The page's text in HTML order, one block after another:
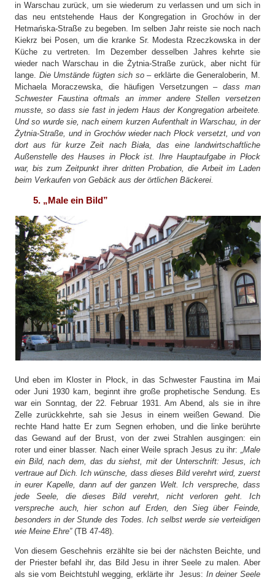
in Warschau zurück, um sie wiederum zu verlassen und um sich in
das neu entstehende Haus der Kongregation in Grochów in der
Hetmańska-Straße zu begeben. Im selben Jahr reiste sie noch nach
Kiekrz bei Posen, um die kranke Sr. Modesta Rzeczkowska in der
Küche zu vertreten. Im Dezember desselben Jahres kehrte sie
wieder nach Warschau in die Żytnia-Straße zurück, aber nicht für
lange. Die Umstände fügten sich so– erklärte die Generaloberin, M.
Michaela Moraczewska, die häufigen Versetzungen – dass man
Schwester Faustina oftmals an immer andere Stellen versetzen
musste, so dass sie fast in jedem Haus der Kongregation arbeitete.
Und so wurde sie, nach einem kurzen Aufenthalt in Warschau, in der
Żytnia-Straße, und in Grochów wieder nach Płock versetzt, und von
dort aus für kurze Zeit nach Biała, das eine landwirtschaftliche
Außenstelle des Hauses in Płock ist. Ihre Hauptaufgabe in Płock
war, bis zum Zeitpunkt ihrer dritten Probation, die Arbeit im Laden
beim Verkaufen von Gebäck aus der örtlichen Bäckerei.
5. „Male ein Bild”
Und eben im Kloster in Płock, in das Schwester Faustina im Mai
oder Juni 1930 kam, beginnt ihre große prophetische Sendung. Es
war ein Sonntag, der 22. Februar 1931. Am Abend, als sie in ihre
Zelle zurückkehrte, sah sie Jesus in einem weißen Gewand. Die
rechte Hand hatte Er zum Segnen erhoben, und die linke berührte
das Gewand auf der Brust, von der zwei Strahlen ausgingen: ein
roter und einer blasser. Nach einer Weile sprach Jesus zu ihr:
„Male
ein Bild, nach dem, das du siehst, mit der Unterschrift: Jesus, ich
vertraue auf Dich. Ich wünsche, dass dieses Bild verehrt wird, zuerst
in eurer Kapelle, dann auf der ganzen Welt. Ich verspreche, dass
jede Seele, die dieses Bild verehrt, nicht verloren geht. Ich
verspreche auch, hier schon auf Erden, den Sieg über Feinde,
besonders in der Stunde des Todes. Ich selbst werde sie verteidigen
wie Meine Ehre”(TB 47-48).
Von diesem Geschehnis erzählte sie bei der nächsten Beichte, und
der Priester befahl ihr, das Bild Jesu in ihrer Seele zu malen. Aber
als sie vom Beichtstuhl wegging, erklärte ihr Jesus: In deiner Seele